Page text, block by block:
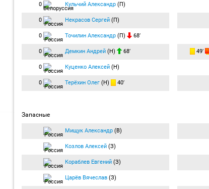
0 Кульчий Александр (П)
0 Некрасов Сергей (П)
0 Точилин Александр (П) 68′
0 Демкин Андрей (Н) 68′
0 Куценко Алексей (Н)
0 Терёхин Олег (Н) 40′
Запасные
Мищук Александр (В)
Козлов Алексей (З)
Кораблев Евгений (З)
Царёв Вячеслав (З)
49′